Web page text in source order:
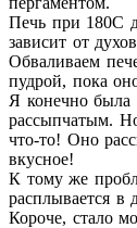
Печь при 180С
зависит от
Обваливаем
пудрой, пока
Я конечно была
рассыпчатым.
что-то! Оно
вкусное!
К тому же
расплывается в
Короче, стало